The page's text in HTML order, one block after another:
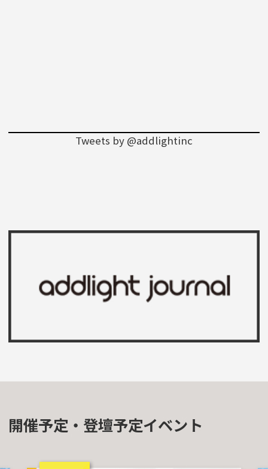
Tweets by @addlightinc
開催予定・登壇予定イベント